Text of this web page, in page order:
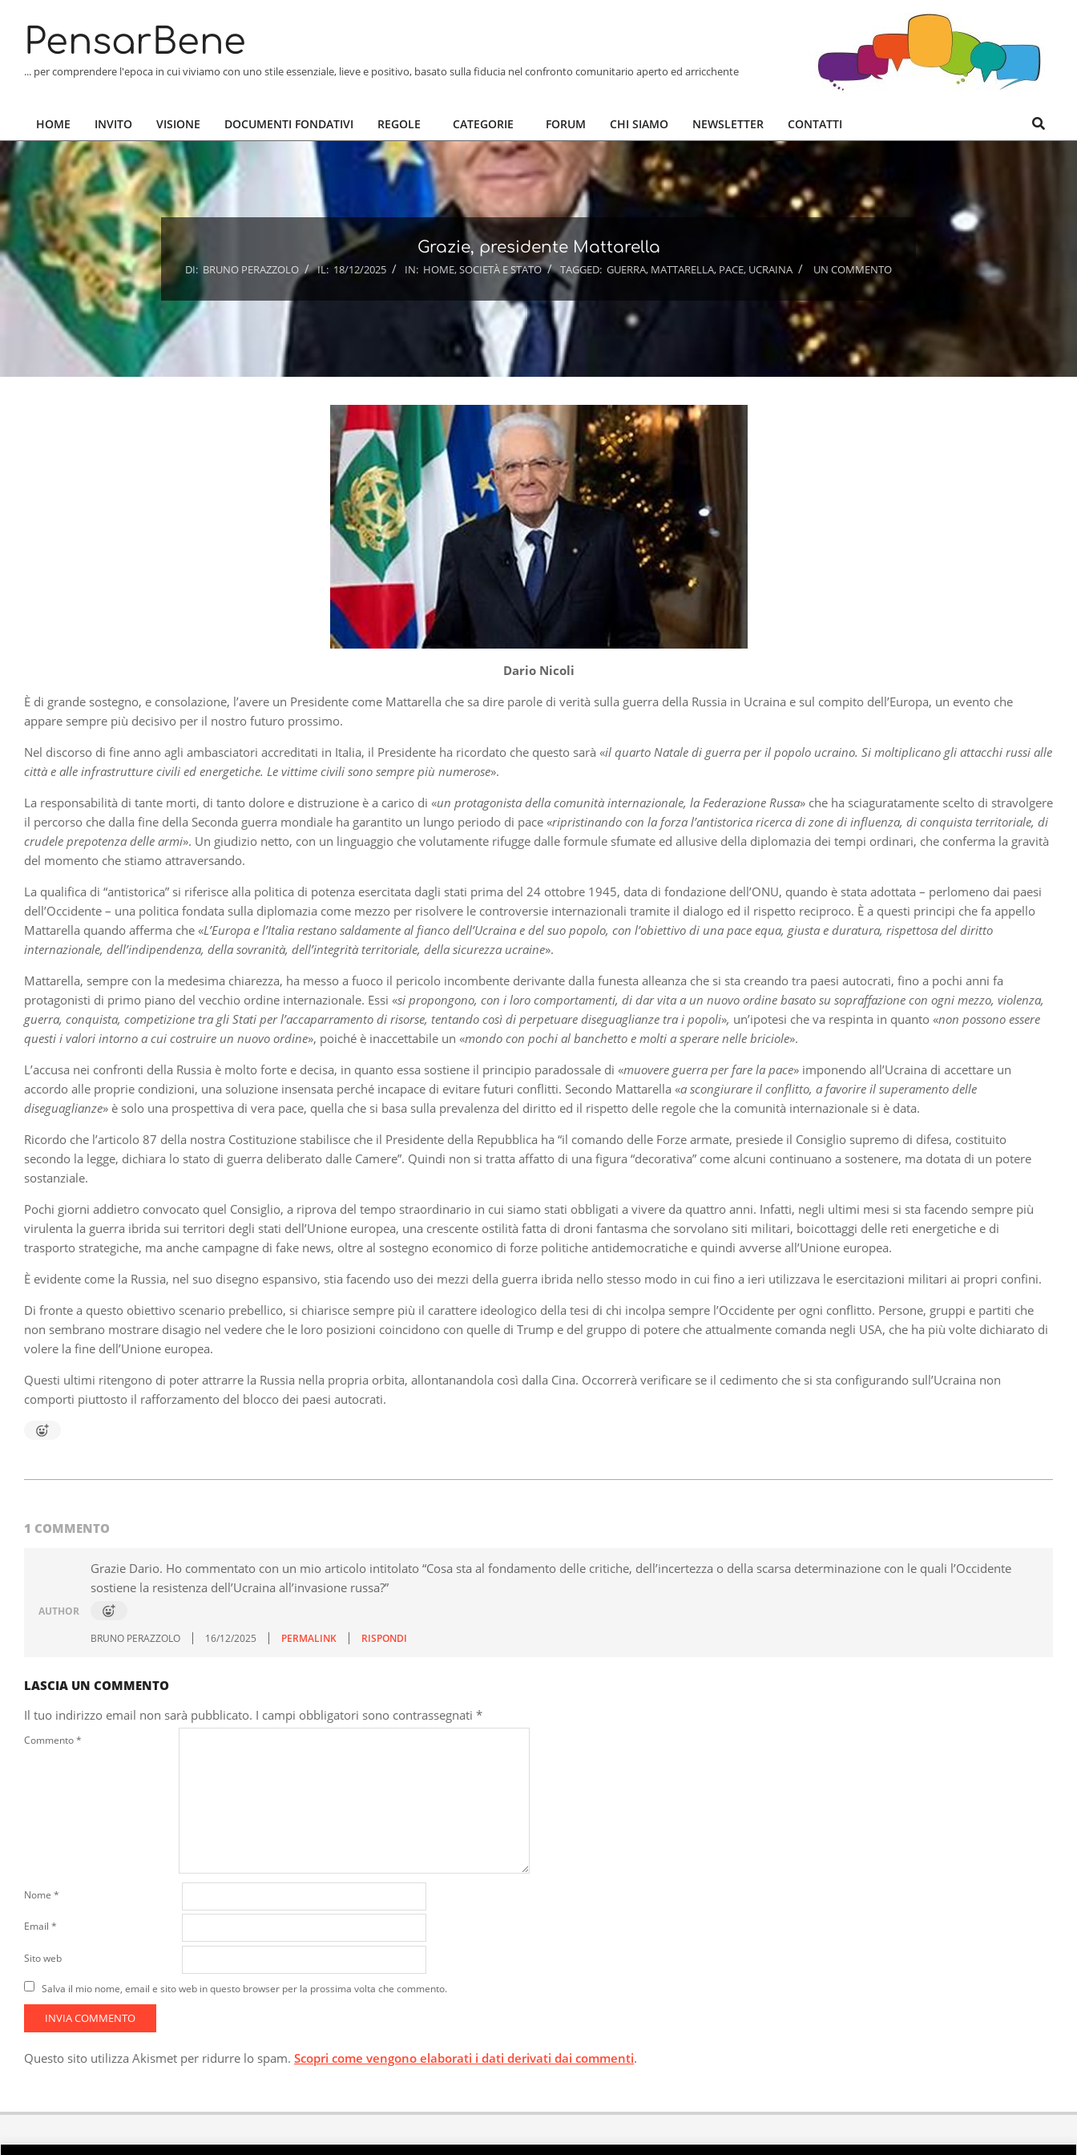
contentPensarBene
... per comprendere l'epoca in cui viviamo con uno stile essenziale, lieve e positivo, basato sulla fiducia nel confronto comunitario aperto ed arricchente
Primary
Navigation
HOME INVITO VISIONE DOCUMENTI FONDATIVI REGOLE CATEGORIE FORUM CHI SIAMO NEWSLETTER CONTATTI Search
Grazie, presidente Mattarella
DI: BRUNO PERAZZOLO IL: 18/12/2025 IN: HOME,SOCIETÀ E STATO TAGGED: GUERRA, MATTARELLA, PACE, UCRAINA UN COMMENTO
Dario Nicoli
È di grande sostegno, e consolazione, l’avere un Presidente come Mattarella che sa dire parole di verità sulla guerra della Russia in Ucraina e sul compito dell’Europa, un evento che
appare sempre più decisivo per il nostro futuro prossimo.
Nel discorso di fine anno agli ambasciatori accreditati in Italia, il Presidente ha ricordato che questo sarà «il quarto Natale di guerra per il popolo ucraino. Si moltiplicano gli attacchi russi alle
città e alle infrastrutture civili ed energetiche. Le vittime civili sono sempre più numerose».
La responsabilità di tante morti, di tanto dolore e distruzione è a carico di «un protagonista della comunità internazionale, la Federazione Russa» che ha sciaguratamente scelto di stravolgere
il percorso che dalla fine della Seconda guerra mondiale ha garantito un lungo periodo di pace «ripristinando con la forza l’antistorica ricerca di zone di influenza, di conquista territoriale, di
crudele prepotenza delle armi». Un giudizio netto, con un linguaggio che volutamente rifugge dalle formule sfumate ed allusive della diplomazia dei tempi ordinari, che conferma la gravità
del momento che stiamo attraversando.
La qualifica di “antistorica” si riferisce alla politica di potenza esercitata dagli stati prima del 24 ottobre 1945, data di fondazione dell’ONU, quando è stata adottata – perlomeno dai paesi
dell’Occidente – una politica fondata sulla diplomazia come mezzo per risolvere le controversie internazionali tramite il dialogo ed il rispetto reciproco. È a questi principi che fa appello
Mattarella quando afferma che «L’Europa e l’Italia restano saldamente al fianco dell’Ucraina e del suo popolo, con l’obiettivo di una pace equa, giusta e duratura, rispettosa del diritto
internazionale, dell’indipendenza, della sovranità, dell’integrità territoriale, della sicurezza ucraine».
Mattarella, sempre con la medesima chiarezza, ha messo a fuoco il pericolo incombente derivante dalla funesta alleanza che si sta creando tra paesi autocrati, fino a pochi anni fa
protagonisti di primo piano del vecchio ordine internazionale. Essi «si propongono, con i loro comportamenti, di dar vita a un nuovo ordine basato su sopraffazione con ogni mezzo, violenza,
guerra, conquista, competizione tra gli Stati per l’accaparramento di risorse, tentando così di perpetuare diseguaglianze tra i popoli», un’ipotesi che va respinta in quanto «non possono essere
questi i valori intorno a cui costruire un nuovo ordine», poiché è inaccettabile un «mondo con pochi al banchetto e molti a sperare nelle briciole».
L’accusa nei confronti della Russia è molto forte e decisa, in quanto essa sostiene il principio paradossale di «muovere guerra per fare la pace» imponendo all’Ucraina di accettare un
accordo alle proprie condizioni, una soluzione insensata perché incapace di evitare futuri conflitti. Secondo Mattarella «a scongiurare il conflitto, a favorire il superamento delle
diseguaglianze» è solo una prospettiva di vera pace, quella che si basa sulla prevalenza del diritto ed il rispetto delle regole che la comunità internazionale si è data.
Ricordo che l’articolo 87 della nostra Costituzione stabilisce che il Presidente della Repubblica ha “il comando delle Forze armate, presiede il Consiglio supremo di difesa, costituito
secondo la legge, dichiara lo stato di guerra deliberato dalle Camere”. Quindi non si tratta affatto di una figura “decorativa” come alcuni continuano a sostenere, ma dotata di un potere
sostanziale.
Pochi giorni addietro convocato quel Consiglio, a riprova del tempo straordinario in cui siamo stati obbligati a vivere da quattro anni. Infatti, negli ultimi mesi si sta facendo sempre più
virulenta la guerra ibrida sui territori degli stati dell’Unione europea, una crescente ostilità fatta di droni fantasma che sorvolano siti militari, boicottaggi delle reti energetiche e di
trasporto strategiche, ma anche campagne di fake news, oltre al sostegno economico di forze politiche antidemocratiche e quindi avverse all’Unione europea.
È evidente come la Russia, nel suo disegno espansivo, stia facendo uso dei mezzi della guerra ibrida nello stesso modo in cui fino a ieri utilizzava le esercitazioni militari ai propri confini.
Di fronte a questo obiettivo scenario prebellico, si chiarisce sempre più il carattere ideologico della tesi di chi incolpa sempre l’Occidente per ogni conflitto. Persone, gruppi e partiti che
non sembrano mostrare disagio nel vedere che le loro posizioni coincidono con quelle di Trump e del gruppo di potere che attualmente comanda negli USA, che ha più volte dichiarato di
volere la fine dell’Unione europea.
Questi ultimi ritengono di poter attrarre la Russia nella propria orbita, allontanandola così dalla Cina. Occorrerà verificare se il cedimento che si sta configurando sull’Ucraina non
comporti piuttosto il rafforzamento del blocco dei paesi autocrati.
18
1 COMMENTO
AUTHOR
Grazie Dario. Ho commentato con un mio articolo intitolato “Cosa sta al fondamento delle critiche, dell’incertezza o della scarsa determinazione con le quali l’Occidente
sostiene la resistenza dell’Ucraina all’invasione russa?”
BRUNO PERAZZOLO 16/12/2025 PERMALINK RISPONDI
LASCIA UN COMMENTO
Il tuo indirizzo email non sarà pubblicato. I campi obbligatori sono contrassegnati *
Commento*
Nome *
Email *
Sito web
Salva il mio nome, email e sito web in questo browser per la prossima volta che commento.
Questo sito utilizza Akismet per ridurre lo spam. Scopri come vengono elaborati i dati derivati dai commenti.
Privacy Policy